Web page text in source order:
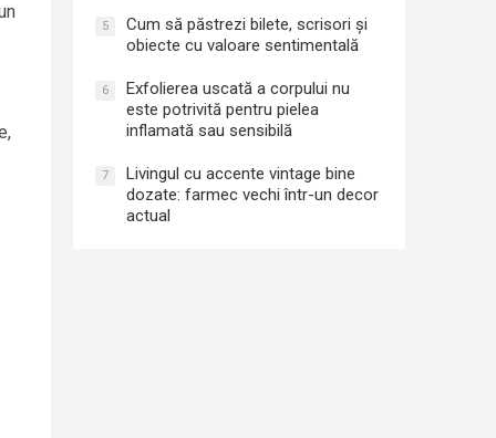
5
Cum să păstrezi bilete, scrisori și
obiecte cu valoare sentimentală
6
Exfolierea uscată a corpului nu
este potrivită pentru pielea
inflamată sau sensibilă
7
Livingul cu accente vintage bine
dozate: farmec vechi într-un decor
actual